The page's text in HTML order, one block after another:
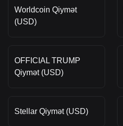
Worldcoin Qiymət
(USD)
OFFICIAL TRUMP
Qiymət (USD)
Stellar Qiymət (USD)